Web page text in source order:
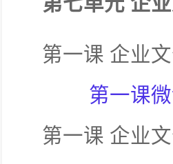
第一课 企业
第一课
第一课 企业